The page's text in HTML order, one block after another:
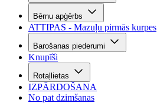
Bērnu apģērbs
ATTIPAS - Mazuļu pirmās kurpes
Barošanas piederumi
Knupīši
Rotaļlietas
IZPĀRDOŠANA
No pat dzimšanas